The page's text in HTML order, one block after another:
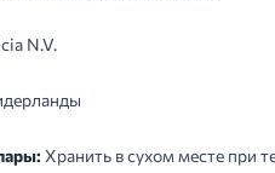
N.V.
Хранить в сухом месте при